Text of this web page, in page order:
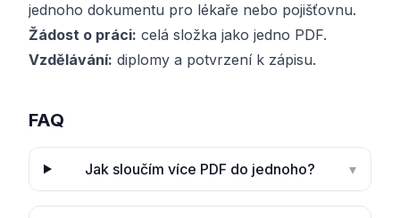
jednoho dokumentu pro lékaře nebo pojišťovnu.
Žádost o práci: celá složka jako jedno PDF.
Vzdělávání: diplomy a potvrzení k zápisu.
FAQ
Jak sloučím více PDF do jednoho? ▾